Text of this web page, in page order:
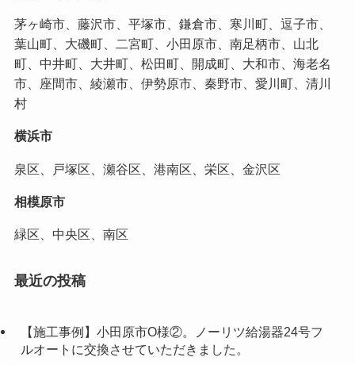
茅ヶ崎市、藤沢市、平塚市、鎌倉市、寒川町、逗子市、
葉山町、大磯町、二宮町、小田原市、南足柄市、山北
町、中井町、大井町、松田町、開成町、大和市、海老名
市、座間市、綾瀬市、伊勢原市、秦野市、愛川町、清川
村
横浜市
泉区、戸塚区、瀬谷区、港南区、栄区、金沢区
相模原市
緑区、中央区、南区
最近の投稿
【施工事例】小田原市O様②。ノーリツ給湯器24号フ
ルオートに交換させていただきました。